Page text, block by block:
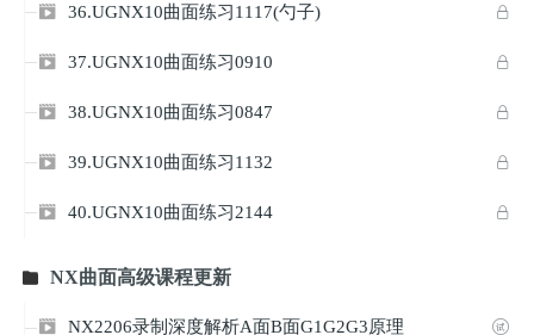

 36.UGNX10曲面练习1117(勺子)

 37.UGNX10曲面练习0910

 38.UGNX10曲面练习0847

 39.UGNX10曲面练习1132

 40.UGNX10曲面练习2144
 NX曲面高级课程更新

 NX2206录制深度解析A面B面G1G2G3原理